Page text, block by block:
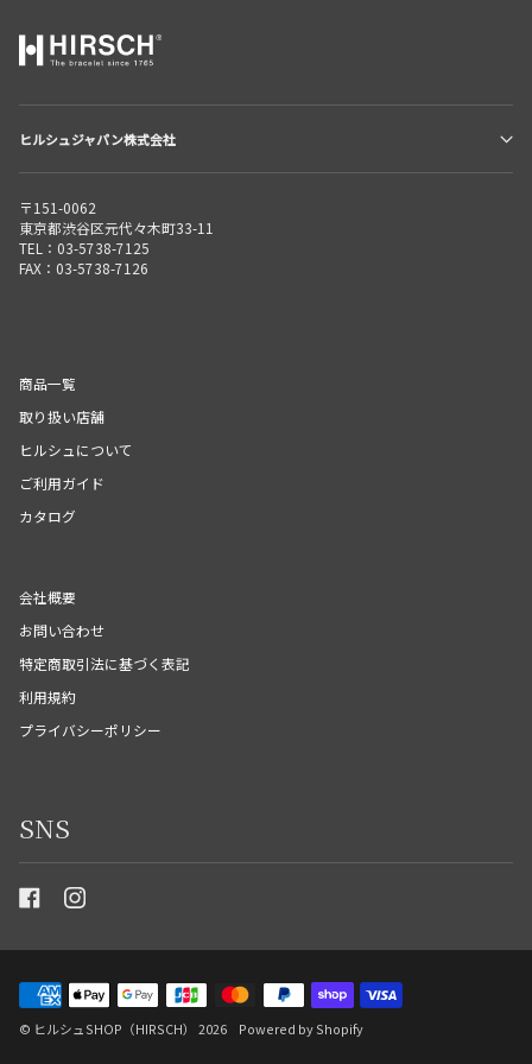
ヒルシュジャパン株式会社
〒151-0062
東京都渋谷区元代々木町33-11
TEL：03-5738-7125
FAX：03-5738-7126
商品一覧
取り扱い店舗
ヒルシュについて
ご利用ガイド
カタログ
会社概要
お問い合わせ
特定商取引法に基づく表記
利用規約
プライバシーポリシー
SNS
© ヒルシュSHOP（HIRSCH） 2026 Powered by Shopify